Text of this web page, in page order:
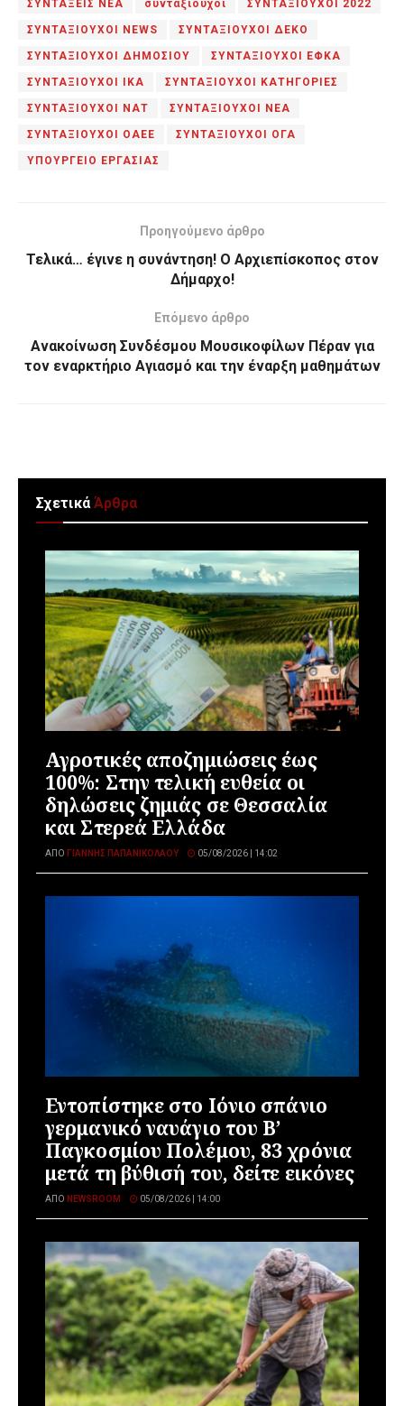
ΣΥΝΤΑΞΕΙΣ ΝΕΑ συνταξιούχοι ΣΥΝΤΑΞΙΟΥΧΟΙ 2022
ΣΥΝΤΑΞΙΟΥΧΟΙ NEWS ΣΥΝΤΑΞΙΟΥΧΟΙ ΔΕΚΟ
ΣΥΝΤΑΞΙΟΥΧΟΙ ΔΗΜΟΣΙΟΥ ΣΥΝΤΑΞΙΟΥΧΟΙ ΕΦΚΑ
ΣΥΝΤΑΞΙΟΥΧΟΙ ΙΚΑ ΣΥΝΤΑΞΙΟΥΧΟΙ ΚΑΤΗΓΟΡΙΕΣ
ΣΥΝΤΑΞΙΟΥΧΟΙ ΝΑΤ ΣΥΝΤΑΞΙΟΥΧΟΙ ΝΕΑ
ΣΥΝΤΑΞΙΟΥΧΟΙ ΟΑΕΕ ΣΥΝΤΑΞΙΟΥΧΟΙ ΟΓΑ
ΥΠΟΥΡΓΕΙΟ ΕΡΓΑΣΙΑΣ
Προηγούμενο άρθρο
Τελικά… έγινε η συνάντηση! Ο Αρχιεπίσκοπος στον
Δήμαρχο!
Επόμενο άρθρο
Ανακοίνωση Συνδέσμου Μουσικοφίλων Πέραν για
τον εναρκτήριο Αγιασμό και την έναρξη μαθημάτων
ΣχετικάΆρθρα
Αγροτικές αποζημιώσεις έως
100%: Στην τελική ευθεία οι
δηλώσεις ζημιάς σε Θεσσαλία
και Στερεά Ελλάδα
ΑΠΌ ΓΙΆΝΝΗΣ ΠΑΠΑΝΙΚΟΛΆΟΥ 05/08/2026 | 14:02
Εντοπίστηκε στο Ιόνιο σπάνιο
γερμανικό ναυάγιο του Β’
Παγκοσμίου Πολέμου, 83 χρόνια
μετά τη βύθισή του, δείτε εικόνες
ΑΠΌ NEWSROOM 05/08/2026 | 14:00